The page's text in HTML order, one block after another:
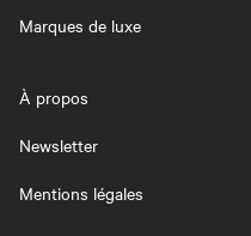
Marques de luxe
À propos
Newsletter
Mentions légales